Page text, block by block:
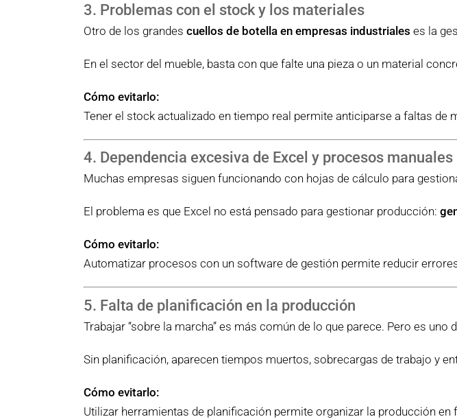
3. Problemas con el stock y los materiales
Otro de los grandes cuellos de botella en empresas industriales es la
En el sector del mueble, basta con que falte una pieza o un material
Cómo evitarlo:
Tener el stock actualizado en tiempo real permite anticiparse a faltas
4. Dependencia excesiva de Excel y procesos manuales
Muchas empresas siguen funcionando con hojas de cálculo para
El problema es que Excel no está pensado para gestionar producción:
Cómo evitarlo:
Automatizar procesos con un software de gestión permite reducir
5. Falta de planificación en la producción
Trabajar “sobre la marcha” es más común de lo que parece. Pero es uno
Sin planificación, aparecen tiempos muertos, sobrecargas de trabajo y
Cómo evitarlo:
Utilizar herramientas de planificación permite organizar la producción